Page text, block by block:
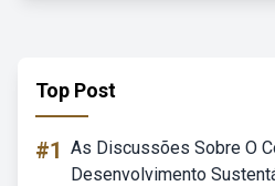
Top Post
#1 As Discussões Sobre O
Desenvolvimento